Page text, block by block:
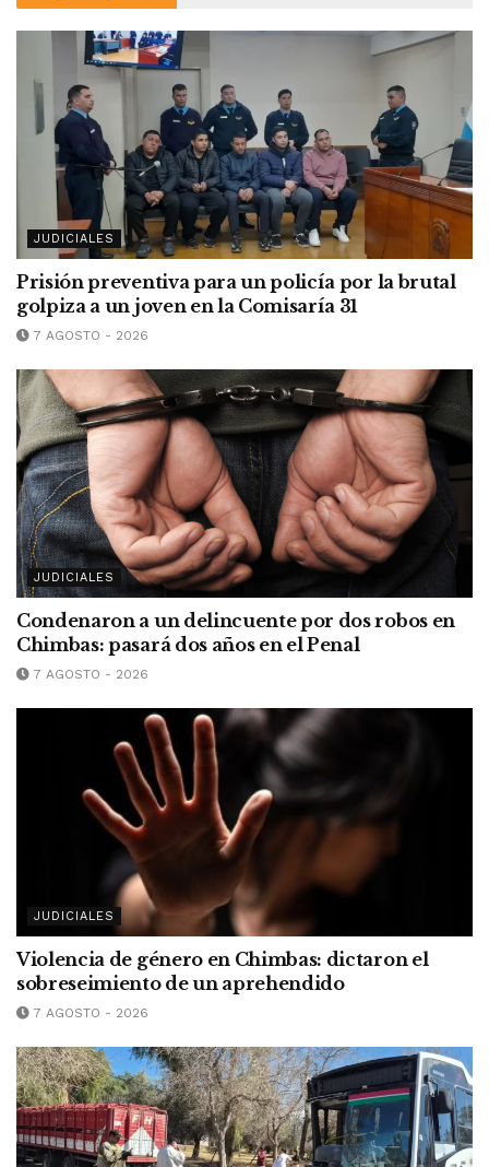
JUDICIALES
Prisión preventiva para un policía por la brutal
golpiza a un joven en la Comisaría 31
7 AGOSTO - 2026
JUDICIALES
Condenaron a un delincuente por dos robos en
Chimbas: pasará dos años en el Penal
7 AGOSTO - 2026
JUDICIALES
Violencia de género en Chimbas: dictaron el
sobreseimiento de un aprehendido
7 AGOSTO - 2026